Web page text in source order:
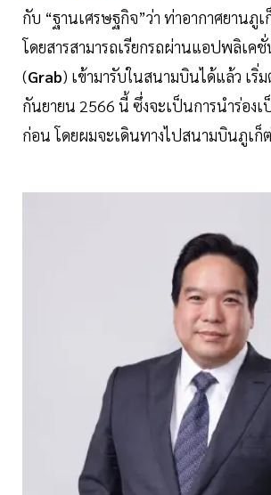
กับ “ฐานเศรษฐกิจ”ว่า ท่าอากาศยานภู
โดยสารสามารถเรียกรถผ่านแอปพลิเค
(Grab) เข้ามารับในสนามบินได้แล้ว เริ่
กันยายน 2566 นี้ ซึ่งจะเป็นการนำร่อง
ก่อน โดยผมจะเดินทางไปสนามบินภูเก็